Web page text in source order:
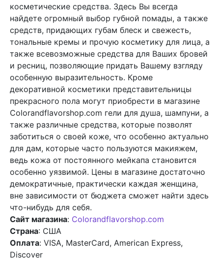
косметические средства. Здесь Вы всегда
найдете огромный выбор губной помады, а также
средств, придающих губам блеск и свежесть,
тональные кремы и прочую косметику для лица, а
также всевозможные средства для Ваших бровей
и ресниц, позволяющие придать Вашему взгляду
особенную выразительность. Кроме
декоративной косметики представительницы
прекрасного пола могут приобрести в магазине
Colorandflavorshop.com гели для душа, шампуни, а
также различные средства, которые позволят
заботиться о своей коже, что особенно актуально
для дам, которые часто пользуются макияжем,
ведь кожа от постоянного мейкапа становится
особенно уязвимой. Цены в магазине достаточно
демократичные, практически каждая женщина,
вне зависимости от бюджета сможет найти здесь
что-нибудь для себя.
Сайт магазина: Colorandflavorshop.com
Страна: США
Оплата: VISA, MasterCard, American Express,
Discover